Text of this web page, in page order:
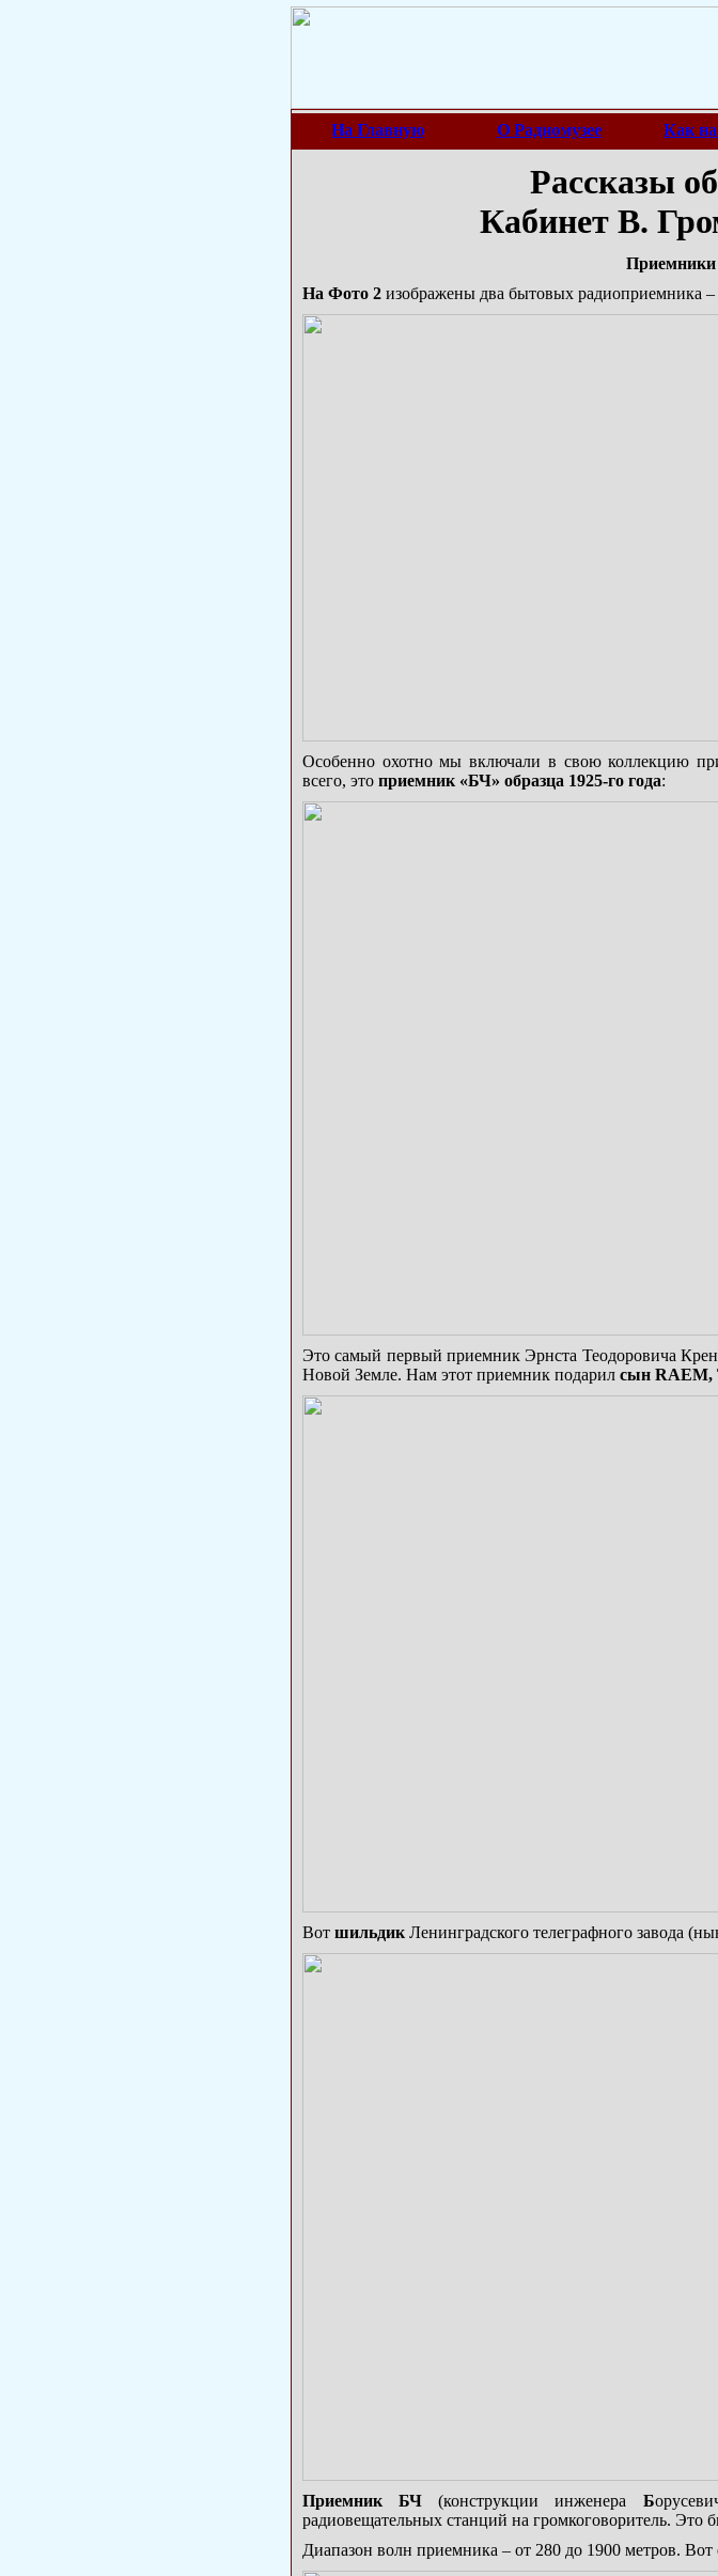
На Главную О Радиомузее Как
Рассказы
Кабинет В.
На Фото 2 изображены два бытовых радиоприемника
Особенно охотно мы включали в свою коллекцию
всего, это приемник «БЧ» образца 1925-го года:
Это самый первый приемник Эрнста Теодоровича
Новой Земле. Нам этот приемник подарил сын RAEM,
Вот шильдик Ленинградского телеграфного завода
Приемник БЧ (конструкции инженера Б
радиовещательных станций на громкоговоритель.
Диапазон волн приемника – от 280 до 1900 метров. Вот